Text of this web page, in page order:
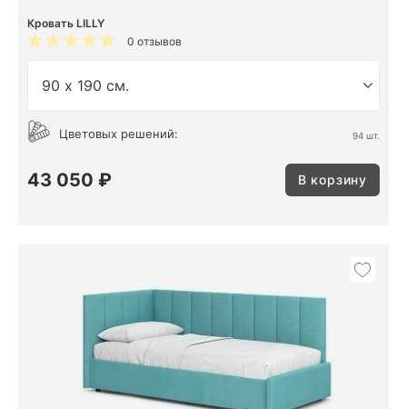
Кровать LILLY
0 отзывов
Цветовых решений: 94 шт.
43 050 ₽ В корзину